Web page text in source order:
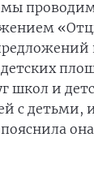
школ и
с детьми,